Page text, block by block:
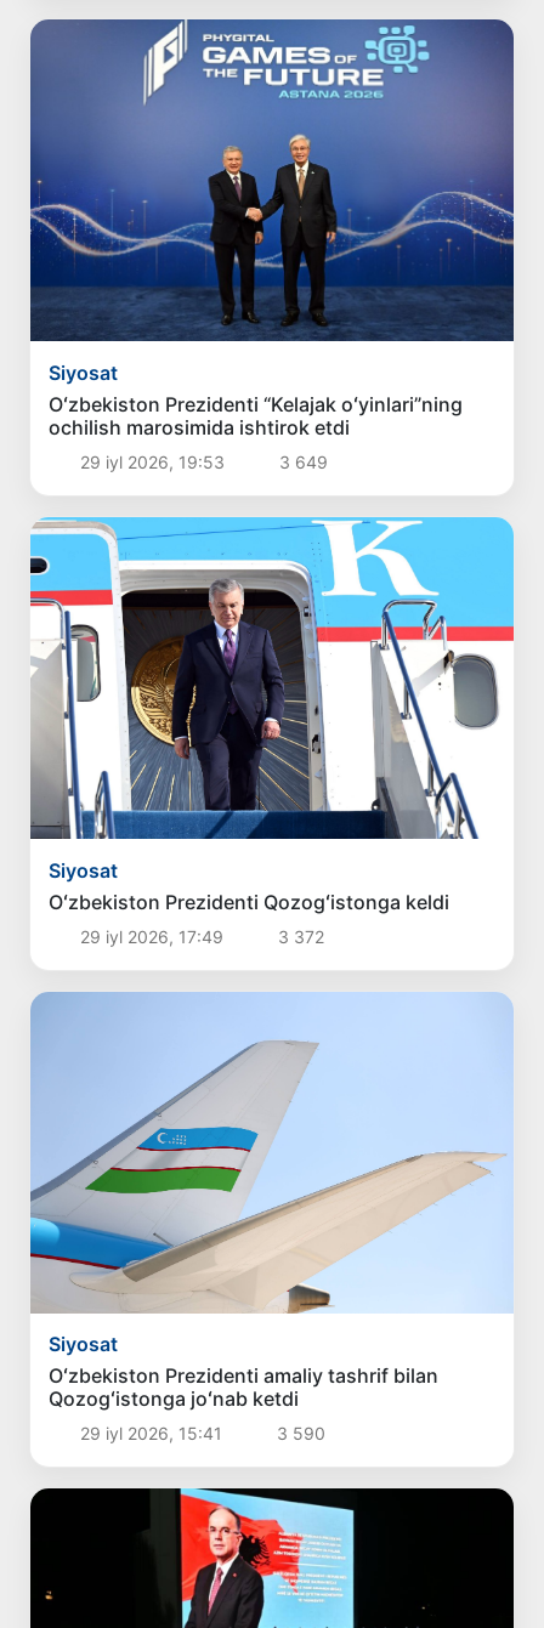
Siyosat
Oʻzbekiston Prezidenti “Kelajak oʻyinlari”ning
ochilish marosimida ishtirok etdi
29 iyl 2026, 19:53 3 649
Siyosat
Oʻzbekiston Prezidenti Qozogʻistonga keldi
29 iyl 2026, 17:49 3 372
Siyosat
Oʻzbekiston Prezidenti amaliy tashrif bilan
Qozogʻistonga joʻnab ketdi
29 iyl 2026, 15:41 3 590